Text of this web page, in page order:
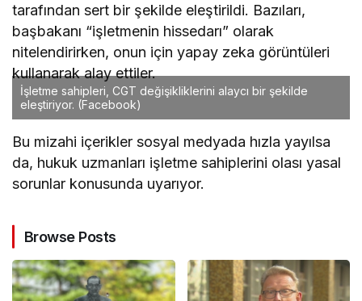
tarafından sert bir şekilde eleştirildi. Bazıları,
başbakanı “işletmenin hissedarı” olarak
nitelendirirken, onun için yapay zeka görüntüleri
kullanarak alay ettiler.
İşletme sahipleri, CGT değişikliklerini alaycı bir şekilde
eleştiriyor. (Facebook)
Bu mizahi içerikler sosyal medyada hızla yayılsa
da, hukuk uzmanları işletme sahiplerini olası yasal
sorunlar konusunda uyarıyor.
Browse Posts